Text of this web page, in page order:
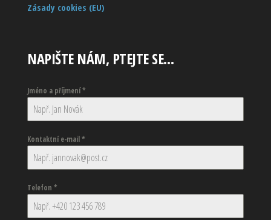
Zásady cookies (EU)
NAPIŠTE NÁM, PTEJTE SE…
Jméno a příjmení*
Kontaktní e-mail*
Telefon *